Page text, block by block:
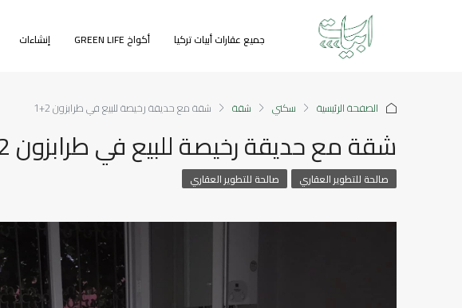
جميع عقارات أبيات تركيا أكواخ GREEN LIFE إنشاءات
الصفحة الرئيسية سكني شقة شقة مع حديقة رخيصة للبيع في طرابزون 2+1
شقة مع حديقة رخيصة للبيع في طرابزون 2+1
صالحة للتطوير العقاري صالحة للتطوير العقاري